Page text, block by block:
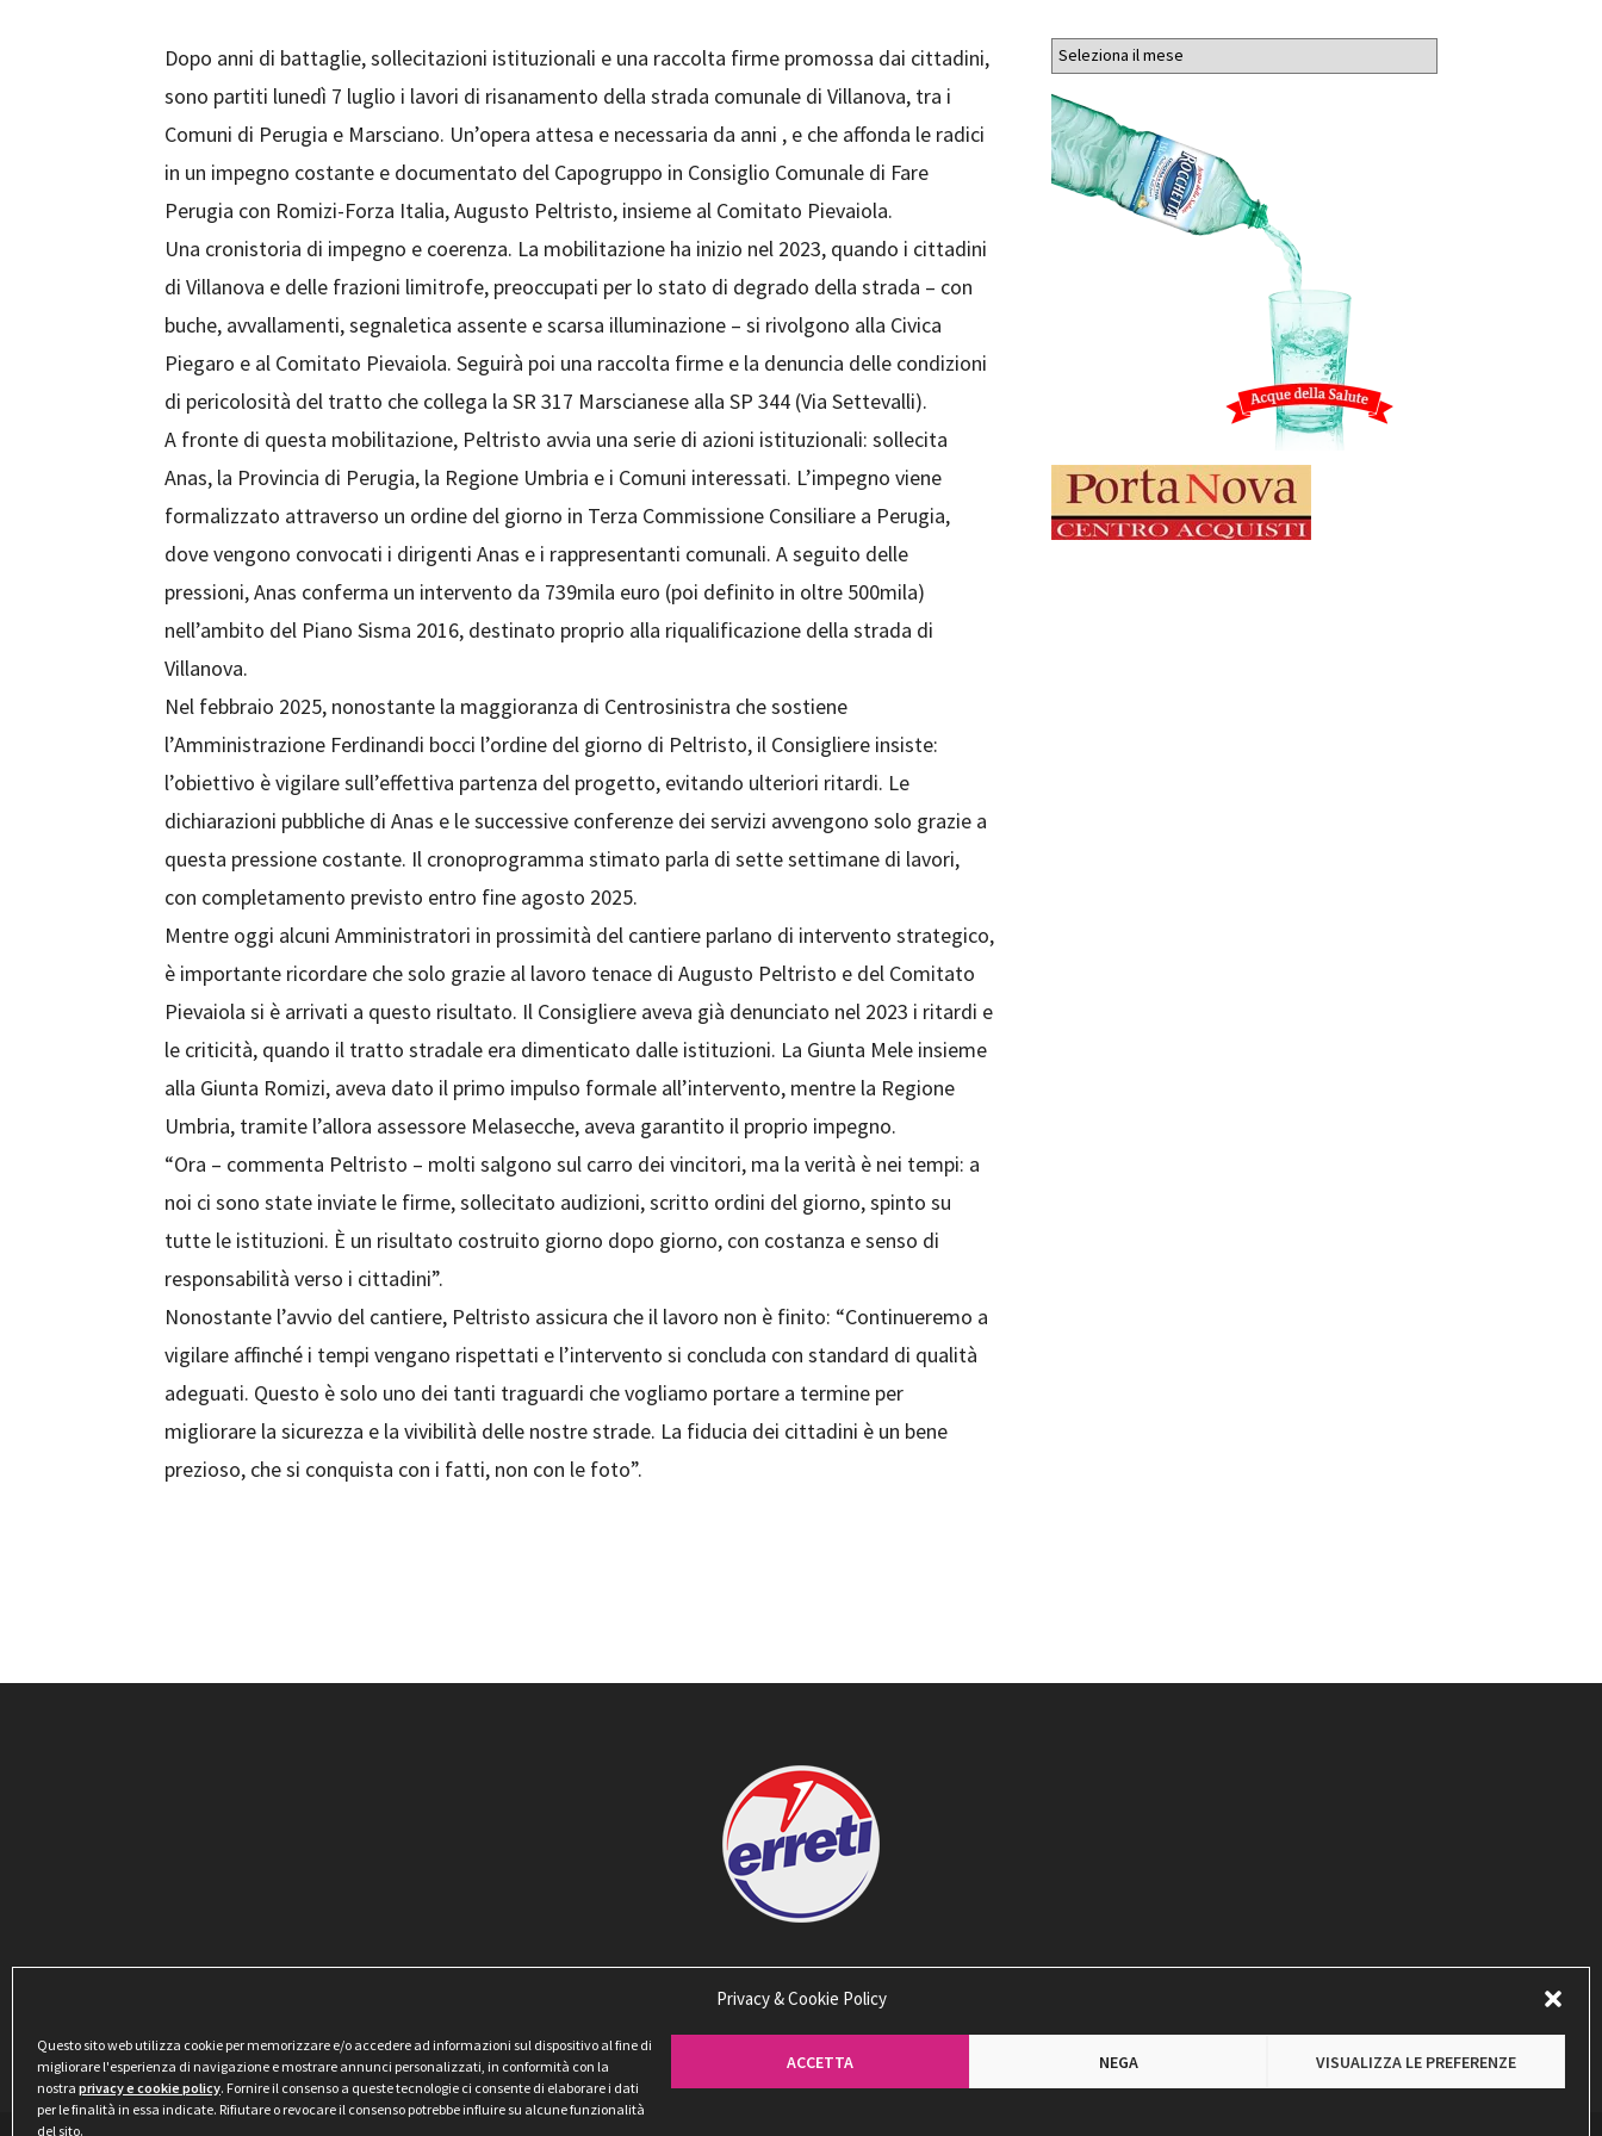
Privacy & Cookie Policy
Questo sito web utilizza cookie per memorizzare e/o accedere ad informazioni sul dispositivo al fine di
migliorare l'esperienza di navigazione e mostrare annunci personalizzati, in conformità con la
nostra privacy e cookie policy. Fornire il consenso a queste tecnologie ci consente di elaborare i dati
per le finalità in essa indicate. Rifiutare o revocare il consenso potrebbe influire su alcune funzionalità
del sito.
ACCETTA NEGA VISUALIZZA LE PREFERENZE
Dopo anni di battaglie, sollecitazioni istituzionali e una raccolta firme promossa dai cittadini,
sono partiti lunedì 7 luglio i lavori di risanamento della strada comunale di Villanova, tra i
Comuni di Perugia e Marsciano. Un’opera attesa e necessaria da anni , e che affonda le radici
in un impegno costante e documentato del Capogruppo in Consiglio Comunale di Fare
Perugia con Romizi-Forza Italia, Augusto Peltristo, insieme al Comitato Pievaiola.
Una cronistoria di impegno e coerenza. La mobilitazione ha inizio nel 2023, quando i cittadini
di Villanova e delle frazioni limitrofe, preoccupati per lo stato di degrado della strada – con
buche, avvallamenti, segnaletica assente e scarsa illuminazione – si rivolgono alla Civica
Piegaro e al Comitato Pievaiola. Seguirà poi una raccolta firme e la denuncia delle condizioni
di pericolosità del tratto che collega la SR 317 Marscianese alla SP 344 (Via Settevalli).
A fronte di questa mobilitazione, Peltristo avvia una serie di azioni istituzionali: sollecita
Anas, la Provincia di Perugia, la Regione Umbria e i Comuni interessati. L’impegno viene
formalizzato attraverso un ordine del giorno in Terza Commissione Consiliare a Perugia,
dove vengono convocati i dirigenti Anas e i rappresentanti comunali. A seguito delle
pressioni, Anas conferma un intervento da 739mila euro (poi definito in oltre 500mila)
nell’ambito del Piano Sisma 2016, destinato proprio alla riqualificazione della strada di
Villanova.
Nel febbraio 2025, nonostante la maggioranza di Centrosinistra che sostiene
l’Amministrazione Ferdinandi bocci l’ordine del giorno di Peltristo, il Consigliere insiste:
l’obiettivo è vigilare sull’effettiva partenza del progetto, evitando ulteriori ritardi. Le
dichiarazioni pubbliche di Anas e le successive conferenze dei servizi avvengono solo grazie a
questa pressione costante. Il cronoprogramma stimato parla di sette settimane di lavori,
con completamento previsto entro fine agosto 2025.
Mentre oggi alcuni Amministratori in prossimità del cantiere parlano di intervento strategico,
è importante ricordare che solo grazie al lavoro tenace di Augusto Peltristo e del Comitato
Pievaiola si è arrivati a questo risultato. Il Consigliere aveva già denunciato nel 2023 i ritardi e
le criticità, quando il tratto stradale era dimenticato dalle istituzioni. La Giunta Mele insieme
alla Giunta Romizi, aveva dato il primo impulso formale all’intervento, mentre la Regione
Umbria, tramite l’allora assessore Melasecche, aveva garantito il proprio impegno.
“Ora – commenta Peltristo – molti salgono sul carro dei vincitori, ma la verità è nei tempi: a
noi ci sono state inviate le firme, sollecitato audizioni, scritto ordini del giorno, spinto su
tutte le istituzioni. È un risultato costruito giorno dopo giorno, con costanza e senso di
responsabilità verso i cittadini”.
Nonostante l’avvio del cantiere, Peltristo assicura che il lavoro non è finito: “Continueremo a
vigilare affinché i tempi vengano rispettati e l’intervento si concluda con standard di qualità
adeguati. Questo è solo uno dei tanti traguardi che vogliamo portare a termine per
migliorare la sicurezza e la vivibilità delle nostre strade. La fiducia dei cittadini è un bene
prezioso, che si conquista con i fatti, non con le foto”.
Archivi